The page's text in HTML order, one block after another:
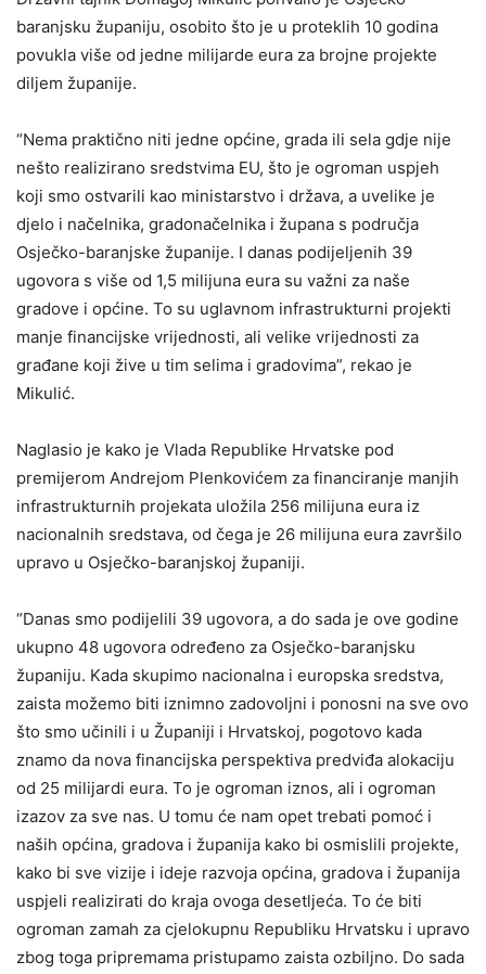
baranjsku županiju, osobito što je u proteklih 10 godina
povukla više od jedne milijarde eura za brojne projekte
diljem županije.
“Nema praktično niti jedne općine, grada ili sela gdje nije
nešto realizirano sredstvima EU, što je ogroman uspjeh
koji smo ostvarili kao ministarstvo i država, a uvelike je
djelo i načelnika, gradonačelnika i župana s područja
Osječko-baranjske županije. I danas podijeljenih 39
ugovora s više od 1,5 milijuna eura su važni za naše
gradove i općine. To su uglavnom infrastrukturni projekti
manje financijske vrijednosti, ali velike vrijednosti za
građane koji žive u tim selima i gradovima”, rekao je
Mikulić.
Naglasio je kako je Vlada Republike Hrvatske pod
premijerom Andrejom Plenkovićem za financiranje manjih
infrastrukturnih projekata uložila 256 milijuna eura iz
nacionalnih sredstava, od čega je 26 milijuna eura završilo
upravo u Osječko-baranjskoj županiji.
“Danas smo podijelili 39 ugovora, a do sada je ove godine
ukupno 48 ugovora određeno za Osječko-baranjsku
županiju. Kada skupimo nacionalna i europska sredstva,
zaista možemo biti iznimno zadovoljni i ponosni na sve ovo
što smo učinili i u Županiji i Hrvatskoj, pogotovo kada
znamo da nova financijska perspektiva predviđa alokaciju
od 25 milijardi eura. To je ogroman iznos, ali i ogroman
izazov za sve nas. U tomu će nam opet trebati pomoć i
naših općina, gradova i županija kako bi osmislili projekte,
kako bi sve vizije i ideje razvoja općina, gradova i županija
uspjeli realizirati do kraja ovoga desetljeća. To će biti
ogroman zamah za cjelokupnu Republiku Hrvatsku i upravo
zbog toga pripremama pristupamo zaista ozbiljno. Do sada